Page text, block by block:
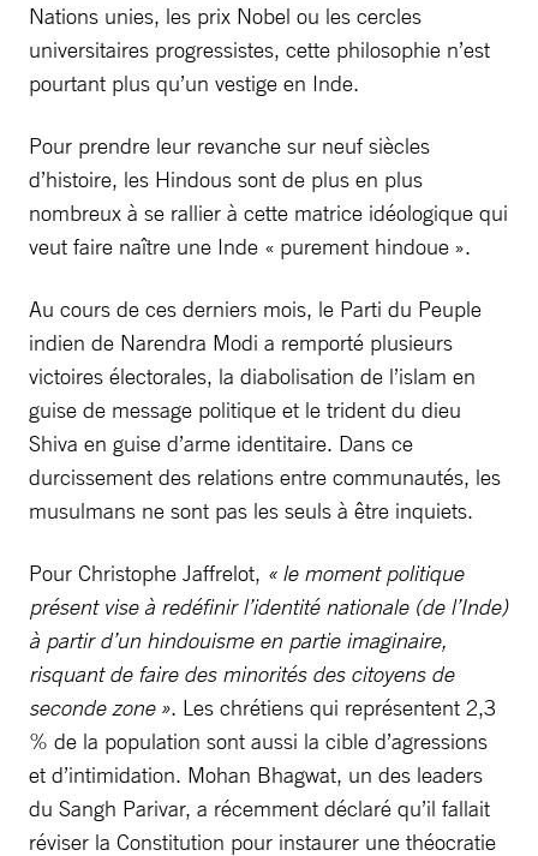
Nations unies, les prix Nobel ou les cercles
universitaires progressistes, cette philosophie n’est
pourtant plus qu’un vestige en Inde.
Pour prendre leur revanche sur neuf siècles
d’histoire, les Hindous sont de plus en plus
nombreux à se rallier à cette matrice idéologique qui
veut faire naître une Inde « purement hindoue ».
Au cours de ces derniers mois, le Parti du Peuple
indien de Narendra Modi a remporté plusieurs
victoires électorales, la diabolisation de l’islam en
guise de message politique et le trident du dieu
Shiva en guise d’arme identitaire. Dans ce
durcissement des relations entre communautés, les
musulmans ne sont pas les seuls à être inquiets.
Pour Christophe Jaffrelot, « le moment politique
présent vise à redéfinir l’identité nationale (de l’Inde)
à partir d’un hindouisme en partie imaginaire,
risquant de faire des minorités des citoyens de
seconde zone ». Les chrétiens qui représentent 2,3
% de la population sont aussi la cible d’agressions
et d’intimidation. Mohan Bhagwat, un des leaders
du Sangh Parivar, a récemment déclaré qu’il fallait
réviser la Constitution pour instaurer une théocratie